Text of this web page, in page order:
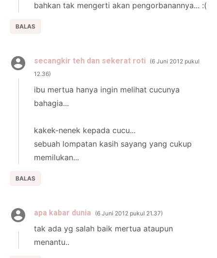
bahkan tak mengerti akan pengorbanannya... :(
BALAS
secangkir teh dan sekerat roti
6 Juni 2012 pukul
12.36
ibu mertua hanya ingin melihat cucunya
bahagia...
kakek-nenek kepada cucu...
sebuah lompatan kasih sayang yang cukup
memilukan...
BALAS
apa kabar dunia 6 Juni 2012 pukul 21.37
tak ada yg salah baik mertua ataupun
menantu..